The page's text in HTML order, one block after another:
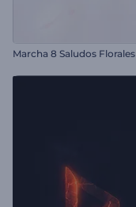
Marcha 8 Saludos Florales